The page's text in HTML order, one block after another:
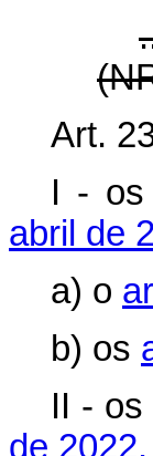
Art.
I - os
abril de
a) o
b) os
II - os
de 2022.